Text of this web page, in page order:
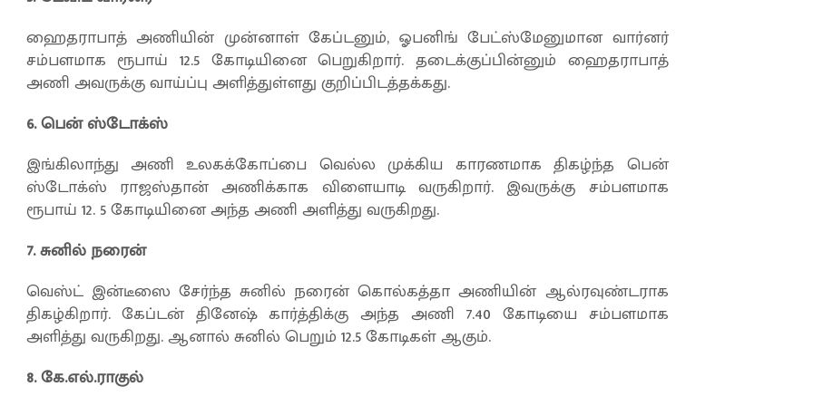
ஹைதராபாத் அணியின் முன்னாள் கேப்டனும், ஓபனிங் பேட்ஸ்மேனுமான வார்னர்
சம்பளமாக ரூபாய் 12.5 கோடியினை பெறுகிறார். தடைக்குப்பின்னும் ஹைதராபாத்
அணி அவருக்கு வாய்ப்பு அளித்துள்ளது குறிப்பிடத்தக்கது.
6. பென் ஸ்டோக்ஸ்
இங்கிலாந்து அணி உலகக்கோப்பை வெல்ல முக்கிய காரணமாக திகழ்ந்த பென்
ஸ்டோக்ஸ் ராஜஸ்தான் அணிக்காக விளையாடி வருகிறார். இவருக்கு சம்பளமாக
ரூபாய் 12. 5 கோடியினை அந்த அணி அளித்து வருகிறது.
7. சுனில் நரைன்
வெஸ்ட் இன்டீஸை சேர்ந்த சுனில் நரைன் கொல்கத்தா அணியின் ஆல்ரவுண்டராக
திகழ்கிறார். கேப்டன் தினேஷ் கார்த்திக்கு அந்த அணி 7.40 கோடியை சம்பளமாக
அளித்து வருகிறது. ஆனால் சுனில் பெறும் 12.5 கோடிகள் ஆகும்.
8. கே.எல்.ராகுல்